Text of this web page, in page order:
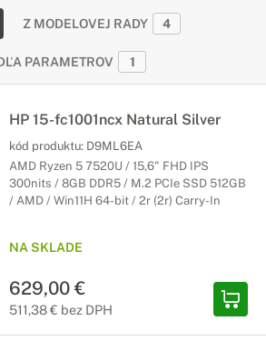
Z MODELOVEJ RADY 4
PARAMETROV 1
HP 15-fc1001ncx Natural Silver
kód produktu: D9ML6EA
AMD Ryzen 5 7520U / 15,6" FHD IPS
300nits / 8GB DDR5 / M.2 PCIe SSD 512GB
/ AMD / Win11H 64-bit / 2r (2r) Carry-In
NA SKLADE
629,00 €
511,38 € bez DPH